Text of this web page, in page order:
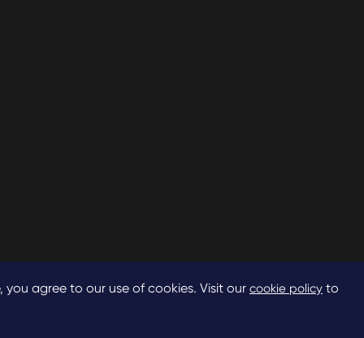
agree to our use of cookies. Visit our cookie policy to